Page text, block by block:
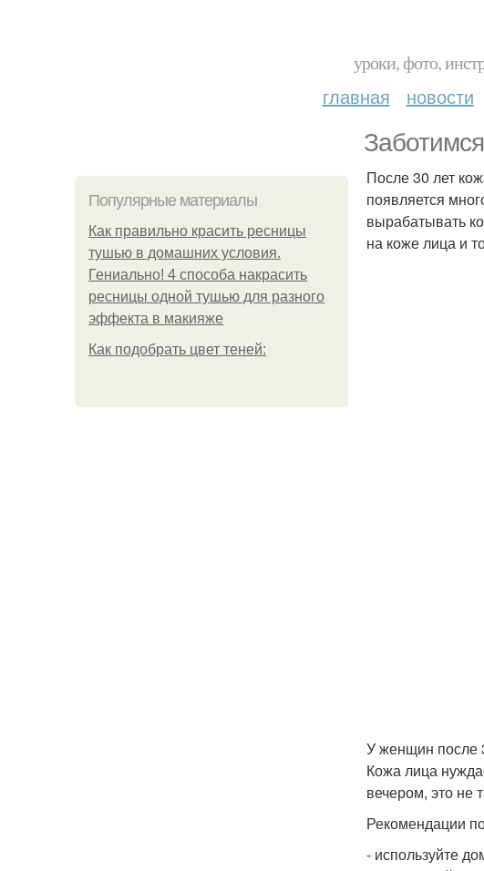
уроки, фото,
главная новости
Популярные материалы
Как правильно красить ресницы
тушью в домашних условия.
Гениально! 4 способа накрасить
ресницы одной тушью для разного
эффекта в макияже
Как подобрать цвет теней:
После 30 лет
появляется
вырабатывать
на коже лица и
У женщин после
Кожа лица
вечером, это не
Рекомендации
- используйте